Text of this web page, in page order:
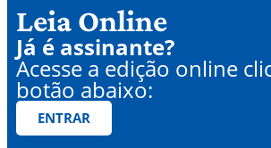
Leia Online
Já é assinante?
Acesse a edição online
botão abaixo:
ENTRAR